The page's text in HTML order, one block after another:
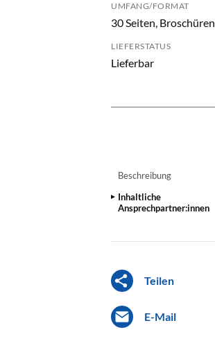
UMFANG/FORMAT
30 Seiten, Broschüren
LIEFERSTATUS
Lieferbar
Beschreibung
Inhaltliche
Ansprechpartner:innen
Teilen
E-Mail